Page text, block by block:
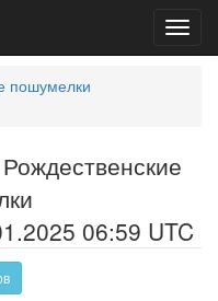
пошумелки
06:59 UTC